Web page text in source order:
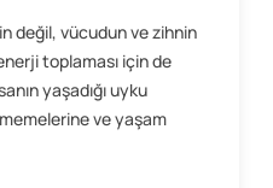
değil, vücudun ve zihnin
toplaması için de
yaşadığı uyku
ve yaşam